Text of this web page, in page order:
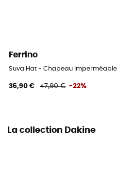
Ferrino
Suva Hat - Chapeau imperméable
36,90 € 47,90 € -22%
La collection Dakine